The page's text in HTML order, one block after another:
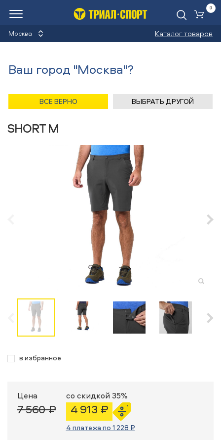
Москва Каталог товаров
0
Шорты Lafuma ACTIVE STRETCH
SHORT M
в избранное
Цена
7 560 ₽
со скидкой 35%
4 913 ₽
4 платежа по 1 228 ₽
Ваш город "Москва"?
ВСЕ ВЕРНО ВЫБРАТЬ ДРУГОЙ